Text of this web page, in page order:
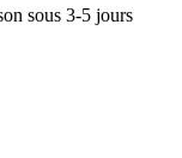
sous 3-5 jours